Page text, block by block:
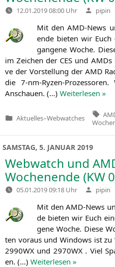
12.01.2019 08:00 Uhr Verfasst
von
pipin
Mit den AMD-News
en­de bie­ten wir
gan­ge­ne Woche.
im Zei­chen der CES und
ve der Vor­stel­lung der AMD
die 7‑nm-Ryzen-
Anschau­en. (…) Wei­ter­le­sen »
Veröffentlicht
Aktuelles–Webwatches
SAMSTAG, 5. JANUAR 2019
Webwatch und
Wochenende (KW
05.01.2019 09:18 Uhr Verfasst
von
pipin
Mit den AMD-News
de bie­ten wir Euch
ge­ne Woche. Die­se
ten vor­aus und Win­dows ist zu
2990WX und 2970WX. Viel
en. (…) Wei­ter­le­sen »